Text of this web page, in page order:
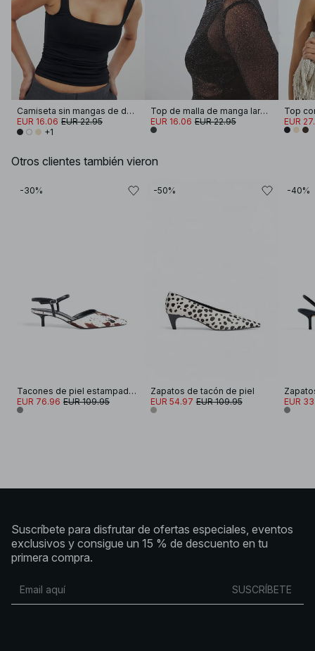
Camiseta sin mangas de doble pliegue
EUR 16.06 EUR 22.95
+1
Top de malla de manga larga y purpurina
EUR 16.06 EUR 22.95
Top
EUR
Otros clientes también vieron
-30%
Tacones de piel estampados
EUR 76.96 EUR 109.95
-50%
Zapatos de tacón de piel
EUR 54.97 EUR 109.95
-40%
EUR
Suscríbete para disfrutar de ofertas especiales, eventos
exclusivos y consigue un 15 % de descuento en tu
primera compra.
SUSCRÍBETE